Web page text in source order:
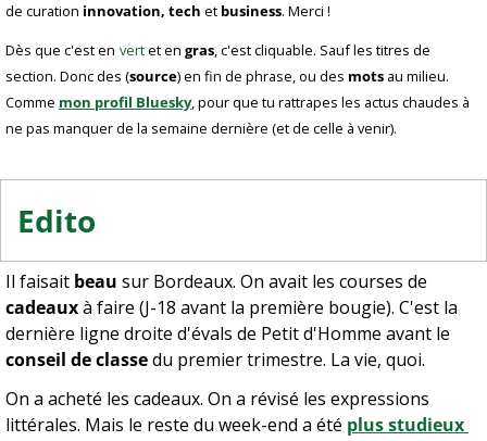
de curation innovation, tech et business. Merci !
Dès que c'est en vert et en gras, c'est cliquable. Sauf les titres de
section. Donc des (source) en fin de phrase, ou des mots au milieu.
Comme mon profil Bluesky, pour que tu rattrapes les actus chaudes à
ne pas manquer de la semaine dernière (et de celle à venir).
Edito
Il faisait beau
cadeaux à faire (J-18 avant la première bougie). C'est la
conseil de classe du premier trimestre. La vie, quoi.
On a acheté les cadeaux. On a révisé les expressions
littérales. Mais le reste du week-end a été plus studieux